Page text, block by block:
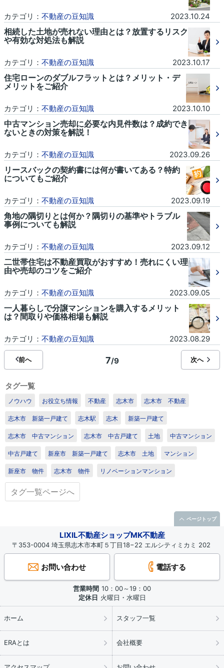
カテゴリ： 不動産の豆知識 2023.10.24
相続した土地が売れない理由とは？放置するリスク
や有効な対処法も解説
カテゴリ： 不動産の豆知識 2023.10.17
住宅ローンのダブルフラットとは？メリット・デ
メリットをご紹介
カテゴリ： 不動産の豆知識 2023.10.10
中古マンション売却に必要な内見件数は？成約でき
ないときの対策を解説！
カテゴリ： 不動産の豆知識 2023.09.26
リースバックの契約書には何が書いてある？特約
についてもご紹介
カテゴリ： 不動産の豆知識 2023.09.19
角地の隅切りとは何か？隅切りの基準やトラブル
事例についても解説
カテゴリ： 不動産の豆知識 2023.09.12
二世帯住宅は不動産買取がおすすめ！売れにくい理
由や売却のコツをご紹介
カテゴリ： 不動産の豆知識 2023.09.05
一人暮らしで分譲マンションを購入するメリット
は？間取りや価格相場も解説
カテゴリ： 不動産の豆知識 2023.08.29
前へ 7/9 次へ
タグ一覧
ノウハウ お役立ち情報 不動産 志木市 志木市 不動産
志木市 新築一戸建て 志木駅 志木 新築一戸建て
志木市 中古マンション 志木市 中古戸建て 土地 中古マンション
中古戸建て 新座市 新築一戸建て 志木市 土地 マンション
新座市 物件 志木市 物件 リノベーションマンション
タグ一覧ページへ
LIXIL不動産ショップMK不動産
〒353-0004 埼玉県志木市本町５丁目18−22 エルシティミカミ 202
お問い合わせ 電話する
営業時間 10：00～19：00
定休日 火曜日・水曜日
ホーム スタッフ一覧
ERAとは 会社概要
ページトップ